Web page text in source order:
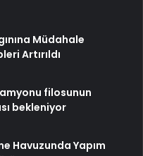
Müdahale
Artırıldı
filosunun
bekleniyor
Havuzunda Yapım